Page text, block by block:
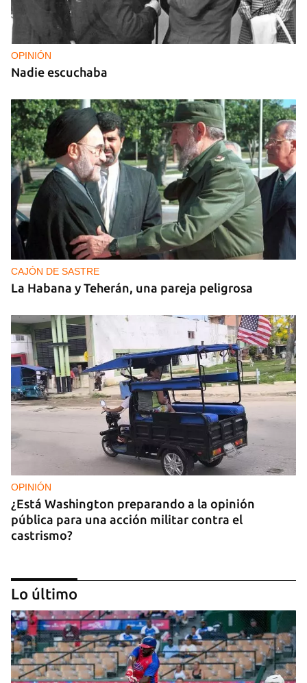
OPINIÓN
Nadie escuchaba
CAJÓN DE SASTRE
La Habana y Teherán, una pareja peligrosa
OPINIÓN
¿Está Washington preparando a la opinión
pública para una acción militar contra el
castrismo?
Lo último